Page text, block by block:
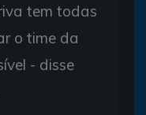
tem todas
o time da
- disse